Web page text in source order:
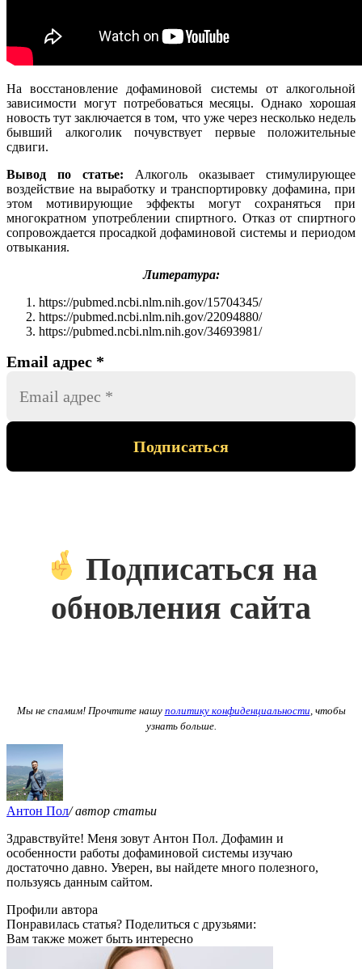
На восстановление дофаминовой системы от алкогольной
зависимости могут потребоваться месяцы. Однако хорошая
новость тут заключается в том, что уже через несколько недель
бывший алкоголик почувствует первые положительные
сдвиги.
Вывод по статье: Алкоголь оказывает стимулирующее
воздействие на выработку и транспортировку дофамина, при
этом мотивирующие эффекты могут сохраняться при
многократном употреблении спиртного. Отказ от спиртного
сопровождается просадкой дофаминовой системы и периодом
отвыкания.
Литература:
https://pubmed.ncbi.nlm.nih.gov/15704345/
https://pubmed.ncbi.nlm.nih.gov/22094880/
https://pubmed.ncbi.nlm.nih.gov/34693981/
Email адрес *
Подписаться на
обновления сайта
Мы не спамим! Прочтите нашу политику конфиденциальности , чтобы
узнать больше.
Антон Пол/ автор статьи
Здравствуйте! Меня зовут Антон Пол. Дофамин и
особенности работы дофаминовой системы изучаю
достаточно давно. Уверен, вы найдете много полезного,
пользуясь данным сайтом.
Профили автора
Понравилась статья? Поделиться с друзьями:
Вам также может быть интересно